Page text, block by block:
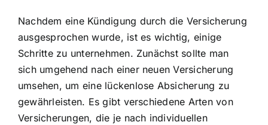
Nachdem eine Kündigung durch die Versicherung
ausgesprochen wurde, ist es wichtig, einige
Schritte zu unternehmen. Zunächst sollte man
sich umgehend nach einer neuen Versicherung
umsehen, um eine lückenlose Absicherung zu
gewährleisten. Es gibt verschiedene Arten von
Versicherungen, die je nach individuellen